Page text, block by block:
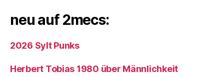
neu auf 2mecs:
2026 Sylt Punks
Herbert Tobias 1980 über Männlichkeit